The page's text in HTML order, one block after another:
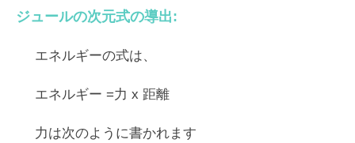
ジュールの次元式の導出:
エネルギーの式は、
エネルギー =力 x 距離
力は次のように書かれます